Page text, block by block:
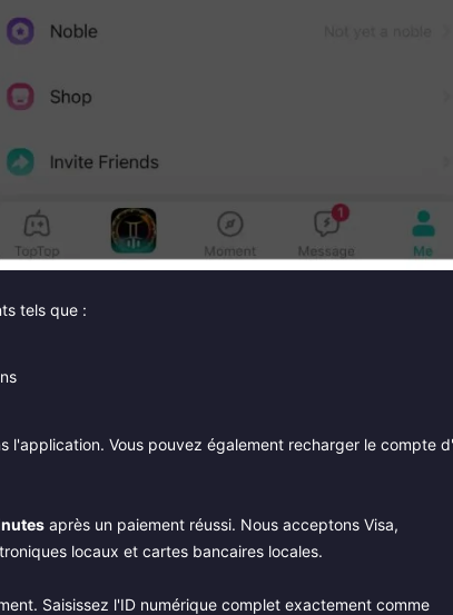
tels que :
l'application. Vous pouvez également recharger le compte
après un paiement réussi. Nous acceptons Visa,
locaux et cartes bancaires locales.
Saisissez l'ID numérique complet exactement comme